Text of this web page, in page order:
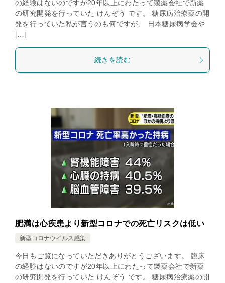
の経験はないのですが20年以上にわたって製薬会社で新薬
の研究開発を行っていた けんぞう です。 糖尿病治療薬の開
発を行っていた私が言うのも何ですが、 日本糖尿病学会や
[…]
続きを読む
肥満は心疾患より新型コロナでの死亡リスクは低い
新型コロナウイルス感染
今日もご覧になっていただきありがとうございます。 臨床
の経験はないのですが20年以上にわたって製薬会社で新薬
の研究開発を行っていた けんぞう です。 糖尿病治療薬の開